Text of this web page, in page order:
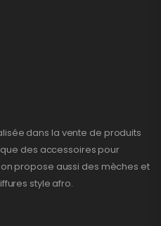
dans la vente de produits
des accessoires pour
propose aussi des mèches et
style afro.